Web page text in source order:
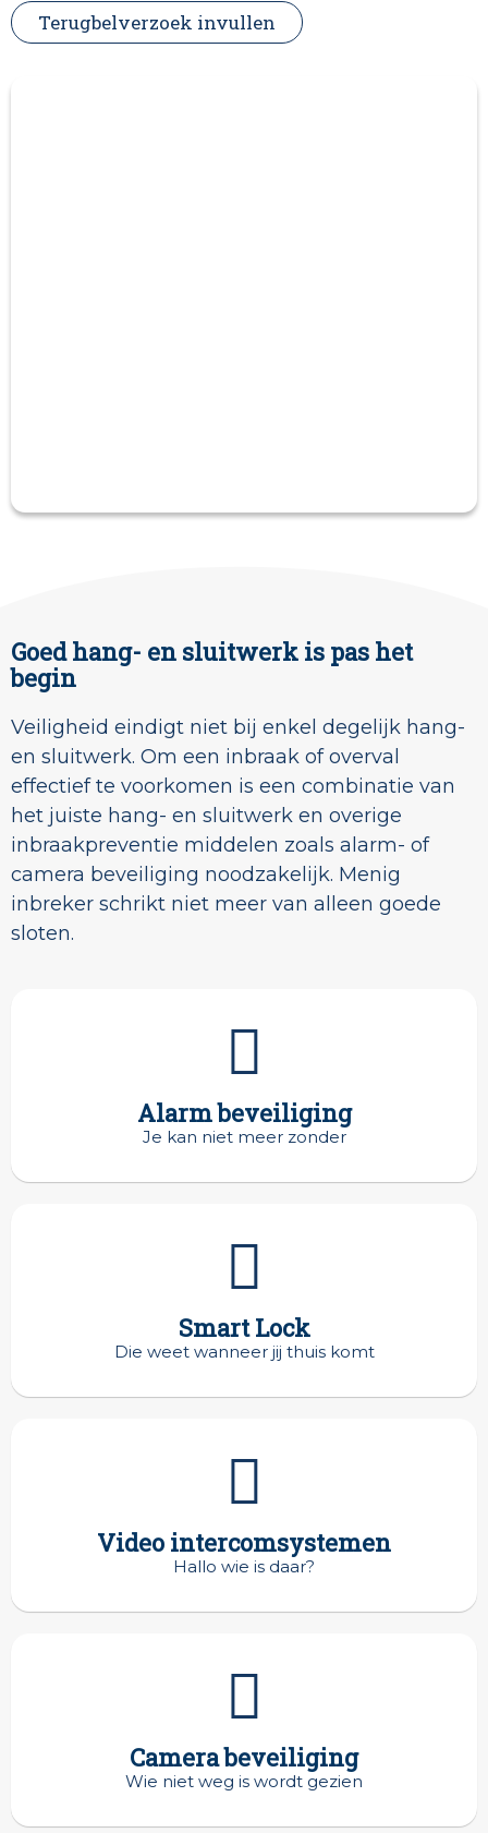
Terugbelverzoek invullen
Goed hang- en sluitwerk is pas het
begin
Veiligheid eindigt niet bij enkel degelijk hang-
en sluitwerk. Om een inbraak of overval
effectief te voorkomen is een combinatie van
het juiste hang- en sluitwerk en overige
inbraakpreventie middelen zoals alarm- of
camera beveiliging noodzakelijk. Menig
inbreker schrikt niet meer van alleen goede
sloten.
Alarm beveiliging
Je kan niet meer zonder
Smart Lock
Die weet wanneer jij thuis komt
Video intercomsystemen
Hallo wie is daar?
Camera beveiliging
Wie niet weg is wordt gezien